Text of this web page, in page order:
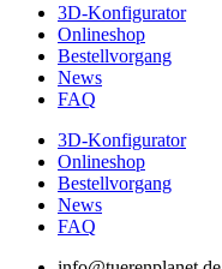
3D-Konfigurator
Onlineshop
Bestellvorgang
News
FAQ
3D-Konfigurator
Onlineshop
Bestellvorgang
News
FAQ